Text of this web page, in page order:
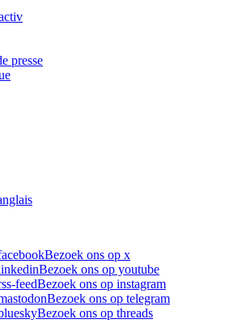
presse
Bezoek ons op x
Bezoek ons op youtube
feedBezoek ons op instagram
Bezoek ons op telegram
Bezoek ons op threads